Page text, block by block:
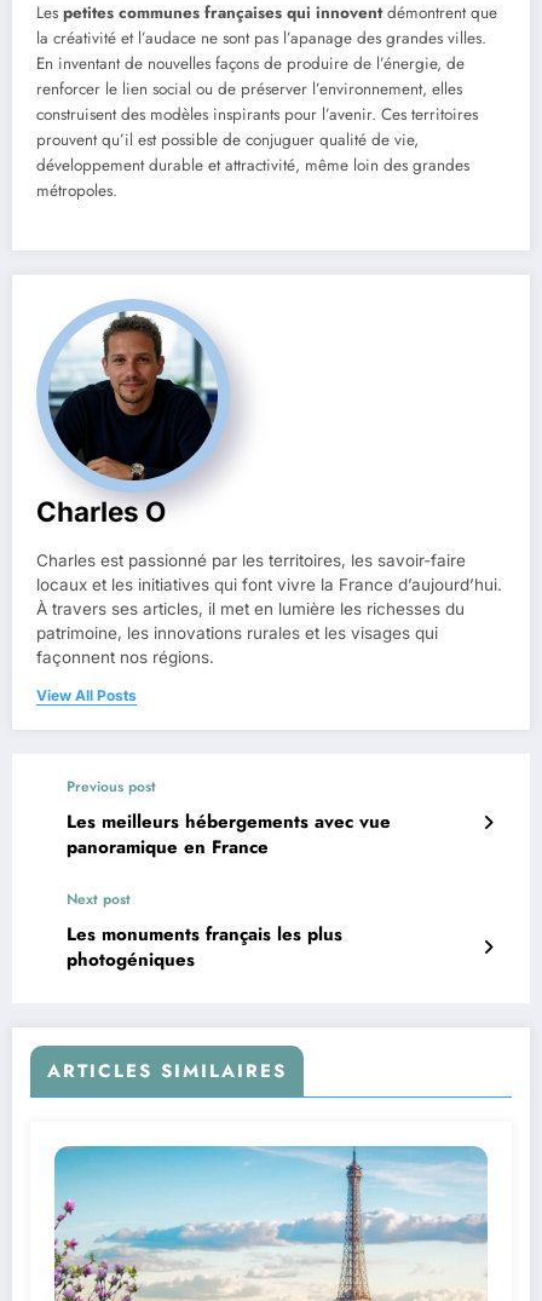
Les petites communes françaises qui innoventdémontrent que
la créativité et l’audace ne sont pas l’apanage des grandes villes.
En inventant de nouvelles façons de produire de l’énergie, de
renforcer le lien social ou de préserver l’environnement, elles
construisent des modèles inspirants pour l’avenir. Ces territoires
prouvent qu’il est possible de conjuguer qualité de vie,
développement durable et attractivité, même loin des grandes
métropoles.
Charles O
Charles est passionné par les territoires, les savoir-faire
locaux et les initiatives qui font vivre la France d’aujourd’hui.
À travers ses articles, il met en lumière les richesses du
patrimoine, les innovations rurales et les visages qui
façonnent nos régions.
View All Posts
Previous post
Les meilleurs hébergements avec vue
panoramique en France
Next post
Les monuments français les plus
photogéniques
ARTICLES SIMILAIRES